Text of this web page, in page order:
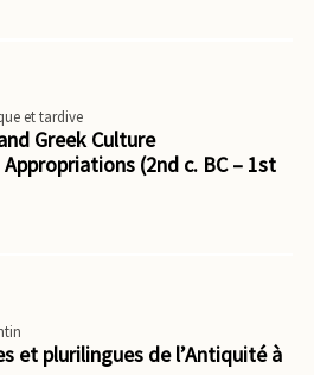
et tardive
Greek Culture
(2nd c. BC – 1st
et plurilingues de l’Antiquité à